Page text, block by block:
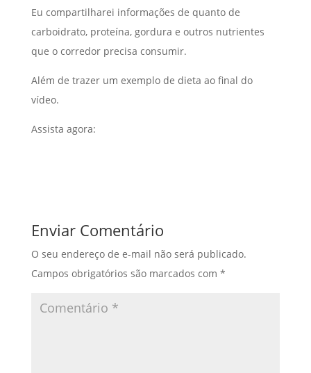
Eu compartilharei informações de quanto de
carboidrato, proteína, gordura e outros nutrientes
que o corredor precisa consumir.
Além de trazer um exemplo de dieta ao final do
vídeo.
Assista agora:
Enviar Comentário
O seu endereço de e-mail não será publicado.
Campos obrigatórios são marcados com *